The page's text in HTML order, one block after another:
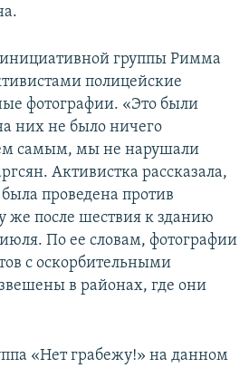
группы Римма
полицейские
фотографии. «Это были
них не было ничего
самым, мы не нарушали
Активистка рассказала,
проведена против
же после шествия к зданию
По ее словам, фотографии
с оскорбительными
в районах, где они
«Нет грабежу!» на данном